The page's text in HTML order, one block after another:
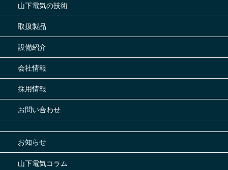
山下電気の技術
取扱製品
設備紹介
会社情報
採用情報
お問い合わせ
お知らせ
山下電気コラム